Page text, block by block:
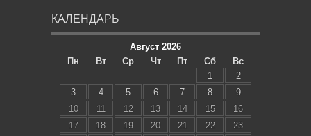
КАЛЕНДАРЬ
Август 2026
Пн
Вт Ср Чт Пт Сб
Вс
1
2
3
4 5 6 7 8
9
10
11 12 13 14 15
16
17
18 19 20 21 22
23